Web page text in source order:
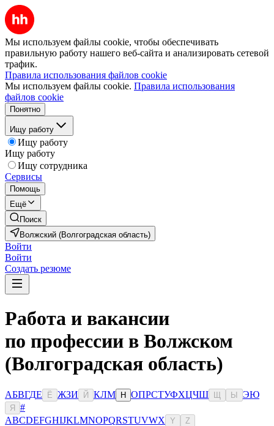
Мы используем файлы cookie, чтобы обеспечивать
правильную работу нашего веб-сайта и анализировать сетевой
трафик.
Правила использования файлов cookie
Мы используем файлы cookie. Правила использования
файлов cookie
Понятно
Ищу работу
Ищу работу
Ищу работу
Ищу сотрудника
Сервисы
Помощь
Ещё
Поиск
Волжский (Волгоградская область)
Войти
Войти
Создать резюме
Работа и вакансии
по профессии в Волжском
(Волгоградская область)
АБВГДЕ Ё ЖЗИ Й КЛМ Н ОПРСТУФХЦЧШ Ы ЭЮ
Я
#
ABCDEFGHIJKLMNOPQRSTUVWX Y Z